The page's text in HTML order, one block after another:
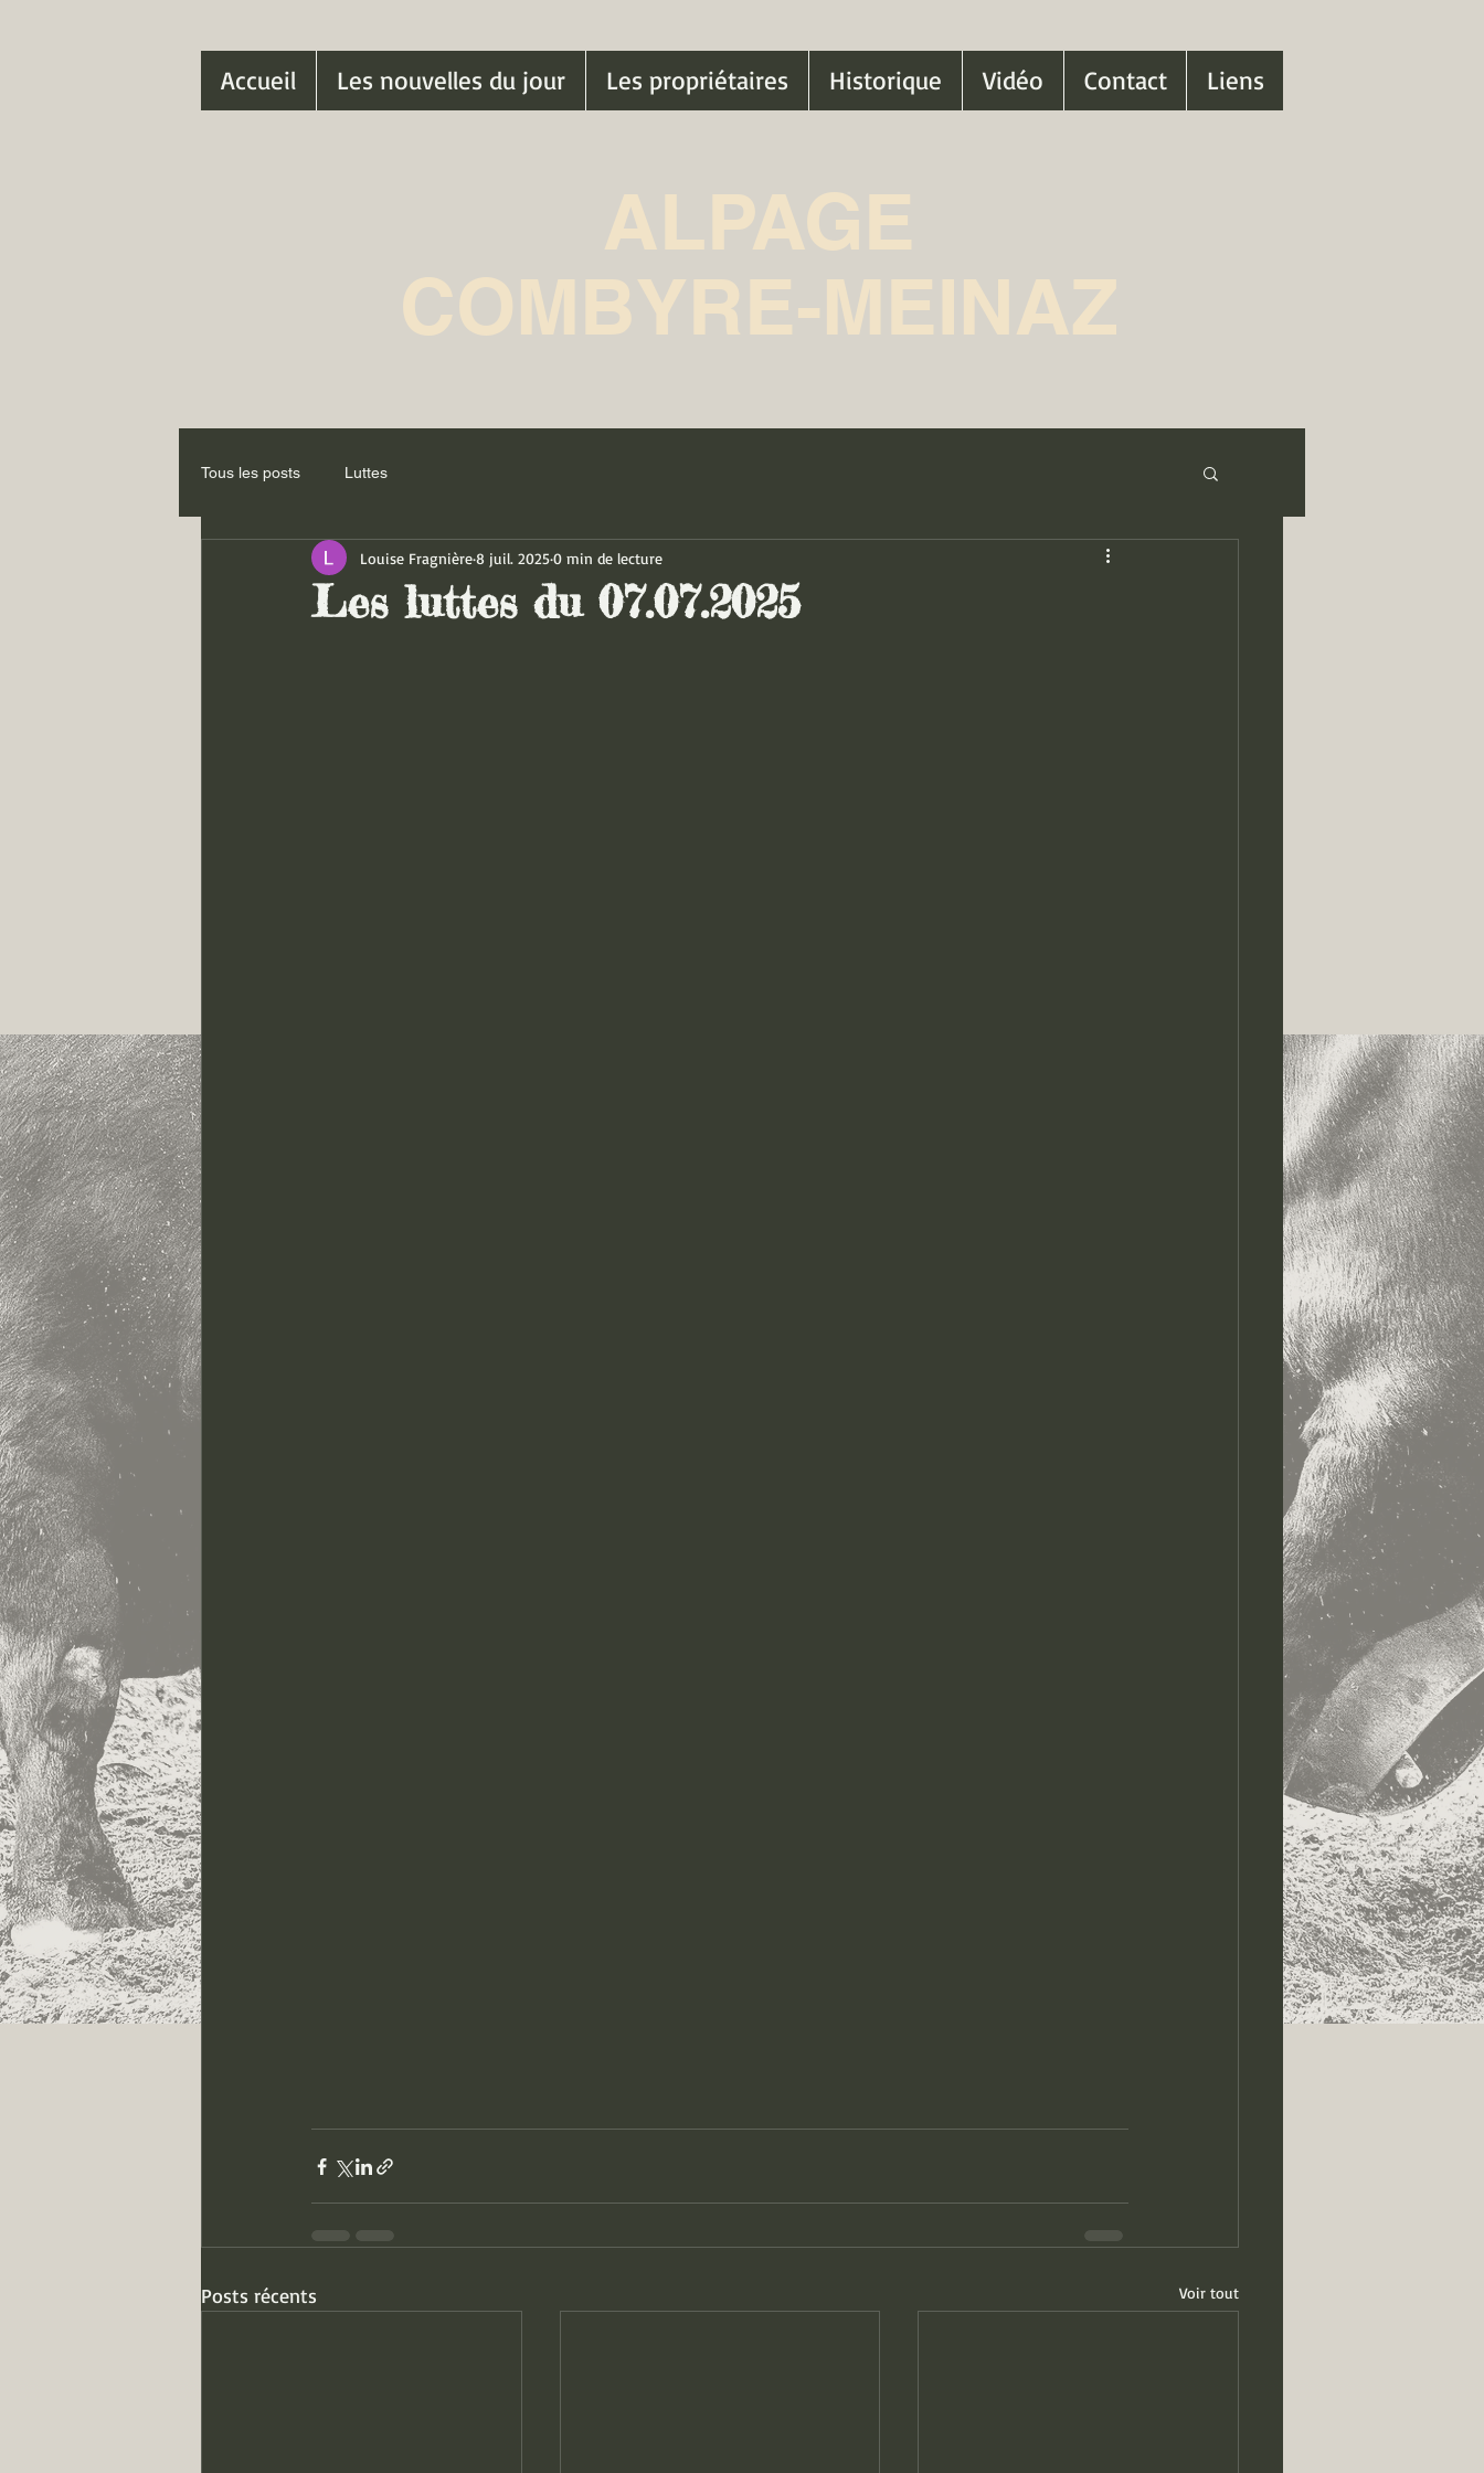
Accueil Les nouvelles du jour Les propriétaires Historique Vidéo Contact Liens
ALPAGE
COMBYRE-MEINAZ
Tous les posts Luttes
Les luttes du 07.07.2025
Louise Fragnière8 juil. 20250 min de lecture
Posts récents Voir tout